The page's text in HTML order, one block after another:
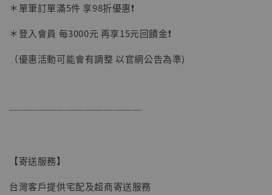
＊單筆訂單滿5件 享98折優惠❗️
＊登入會員 每3000元 再享15元回饋金❗️
（優惠活動可能會有調整 以官網公告為準)
──────────────
【寄送服務】
台灣客戶提供宅配及超商寄送服務